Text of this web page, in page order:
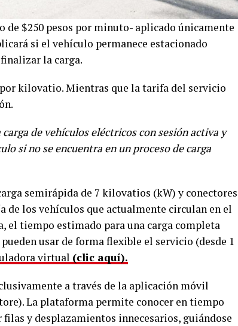
de $250 pesos por minuto- aplicado únicamente
si el vehículo permanece estacionado
la carga.
kilovatio. Mientras que la tarifa del servicio
de vehículos eléctricos con sesión activa y
si no se encuentra en un proceso de carga
semirápida de 7 kilovatios (kW) y conectores
de los vehículos que actualmente circulan en el
el tiempo estimado para una carga completa
usar de forma flexible el servicio (desde 1
virtual (clic aquí).
a través de la aplicación móvil
La plataforma permite conocer en tiempo
y desplazamientos innecesarios, guiándose